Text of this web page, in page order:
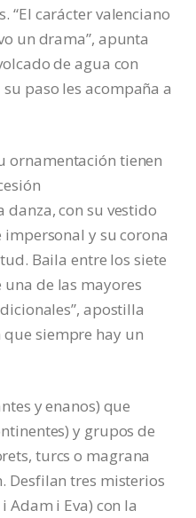
“El carácter valenciano
un drama”, apunta
de agua con
paso les acompaña a
ornamentación tienen
danza, con su vestido
y su corona
Baila entre los siete
una de las mayores
apostilla
que siempre hay un
y enanos) que
y grupos de
turcs o magrana
Desfilan tres misterios
Adam i Eva) con la